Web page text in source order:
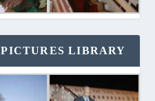
PICTURES LIBRARY